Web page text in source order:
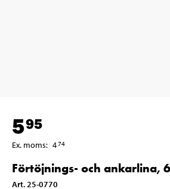
595
Ex. moms: 474
Förtöjnings- och ankarlina,
Art. 25-0770